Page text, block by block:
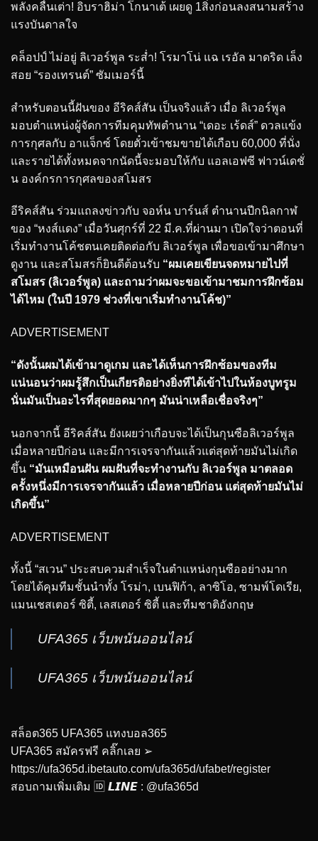
พลังคลื่นเต่า! อิบราฮิม่า โกนาเต้ เผยดู 1สิ่งก่อนลงสนามสร้าง
แรงบันดาลใจ
คล็อปป์ ไม่อยู่ ลิเวอร์พูล ระส่ำ! โรมาโน่ แฉ เรอัล มาดริด เล็ง
สอย “รองเทรนต์” ซัมเมอร์นี้
สำหรับตอนนี้ฝันของ อีริคส์สัน เป็นจริงแล้ว เมื่อ ลิเวอร์พูล
มอบตำแหน่งผู้จัดการทีมคุมทัพตำนาน “เดอะ เร้ดส์” ดวลแข้ง
การกุศลกับ อาแจ็กซ์ โดยตั๋วเข้าชมขายได้เกือบ 60,000 ที่นั่ง
และรายได้ทั้งหมดจากนัดนี้จะมอบให้กับ แอลเอฟซี ฟาวน์เดชั่
น องค์กรการกุศลของสโมสร
อีริคส์สัน ร่วมแถลงข่าวกับ จอห์น บาร์นส์ ตำนานปีกนิลกาฬ
ของ “หงส์แดง” เมื่อวันศุกร์ที่ 22 มี.ค.ที่ผ่านมา เปิดใจว่าตอนที่
เริ่มทำงานโค้ชตนเคยติดต่อกับ ลิเวอร์พูล เพื่อขอเข้ามาศึกษา
ดูงาน และสโมสรก็ยินดีต้อนรับ “ผมเคยเขียนจดหมายไปที่
สโมสร (ลิเวอร์พูล) และถามว่าผมจะขอเข้ามาชมการฝึกซ้อม
ได้ไหม (ในปี 1979 ช่วงที่เขาเริ่มทำงานโค้ช)”
ADVERTISEMENT
“ดังนั้นผมได้เข้ามาดูเกม และได้เห็นการฝึกซ้อมของทีม
แน่นอนว่าผมรู้สึกเป็นเกียรติอย่างยิ่งทีได้เข้าไปในห้องบูทรูม
นั่นมันเป็นอะไรที่สุดยอดมากๆ มันน่าเหลือเชื่อจริงๆ”
นอกจากนี้ อีริคส์สัน ยังเผยว่าเกือบจะได้เป็นกุนซือลิเวอร์พูล
เมื่อหลายปีก่อน และมีการเจรจากันแล้วแต่สุดท้ายมันไม่เกิด
ขึ้น “มันเหมือนฝัน ผมฝันที่จะทำงานกับ ลิเวอร์พูล มาตลอด
ครั้งหนึ่งมีการเจรจากันแล้ว เมื่อหลายปีก่อน แต่สุดท้ายมันไม่
เกิดขึ้น”
ADVERTISEMENT
ทั้งนี้ “สเวน” ประสบควมสำเร็จในตำแหน่งกุนซืออย่างมาก
โดยได้คุมทีมชั้นนำทั้ง โรม่า, เบนฟิก้า, ลาซิโอ, ซามพ์โดเรีย,
แมนเชสเตอร์ ซิตี้, เลสเตอร์ ซิตี้ และทีมชาติอังกฤษ
UFA365 เว็บพนันออนไลน์
UFA365 เว็บพนันออนไลน์
สล็อต365 UFA365 แทงบอล365
UFA365 สมัครฟรี คลิ๊กเลย ➢
https://ufa365d.ibetauto.com/ufa365d/ufabet/register
สอบถามเพิ่มเติม 🆔 𝙇𝙄𝙉𝙀 : @ufa365d